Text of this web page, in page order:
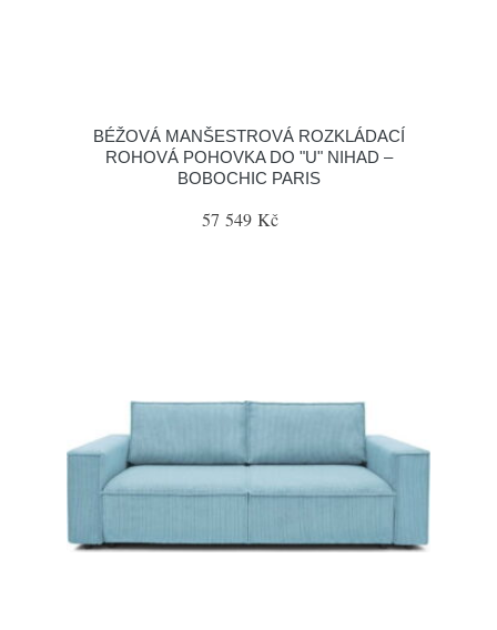
BÉŽOVÁ MANŠESTROVÁ ROZKLÁDACÍ
ROHOVÁ POHOVKA DO "U" NIHAD –
BOBOCHIC PARIS
57 549 Kč